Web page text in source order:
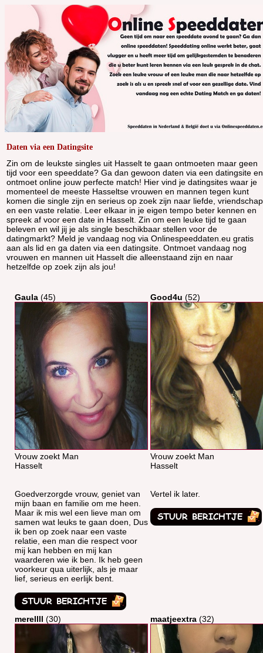
Daten via een Datingsite
Zin om de leukste singles uit Hasselt te gaan ontmoeten maar geen
tijd voor een speeddate? Ga dan gewoon daten via een datingsite en
ontmoet online jouw perfecte match! Hier vind je datingsites waar je
momenteel de meeste Hasseltse vrouwen en mannen tegen kunt
komen die single zijn en serieus op zoek zijn naar liefde, vriendschap
en een vaste relatie. Leer elkaar in je eigen tempo beter kennen en
spreek af voor een date in Hasselt. Zin om een leuke tijd te gaan
beleven en wil jij je als single beschikbaar stellen voor de
datingmarkt? Meld je vandaag nog via Onlinespeeddaten.eu gratis
aan als lid en ga daten via een datingsite. Ontmoet vandaag nog
vrouwen en mannen uit Hasselt die alleenstaand zijn en naar
hetzelfde op zoek zijn als jou!
Gaula (45)
Vrouw zoekt Man
Hasselt
Goedverzorgde vrouw, geniet van
mijn baan en familie om me heen.
Maar ik mis wel een lieve man om
samen wat leuks te gaan doen, Dus
ik ben op zoek naar een vaste
relatie, een man die respect voor
mij kan hebben en mij kan
waarderen wie ik ben. Ik heb geen
voorkeur qua uiterlijk, als je maar
lief, serieus en eerlijk bent.
Good4u (52)
Vrouw zoekt Man
Hasselt
Vertel ik later.
merellll (30) maatjeextra (32)